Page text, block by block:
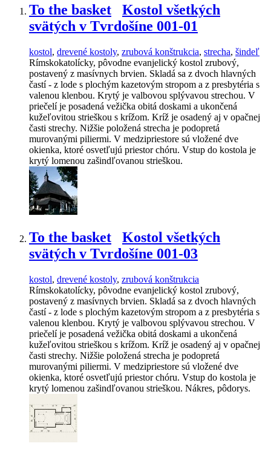
To the basket
Kostol všetkých
svätých v Tvrdošíne 001-01
kostol, drevené kostoly, zrubová konštrukcia, strecha, šindeľ
Rímskokatolícky, pôvodne evanjelický kostol zrubový,
postavený z masívnych brvien. Skladá sa z dvoch hlavných
častí - z lode s plochým kazetovým stropom a z presbytéria s
valenou klenbou. Krytý je valbovou splývavou strechou. V
priečelí je posadená vežička obitá doskami a ukončená
kužeľovitou strieškou s krížom. Kríž je osadený aj v opačnej
časti strechy. Nižšie položená strecha je podopretá
murovanými piliermi. V medzipriestore sú vložené dve
okienka, ktoré osvetľujú priestor chóru. Vstup do kostola je
krytý lomenou zašindľovanou strieškou.
To the basket
Kostol všetkých
svätých v Tvrdošíne 001-03
kostol, drevené kostoly, zrubová konštrukcia
Rímskokatolícky, pôvodne evanjelický kostol zrubový,
postavený z masívnych brvien. Skladá sa z dvoch hlavných
častí - z lode s plochým kazetovým stropom a z presbytéria s
valenou klenbou. Krytý je valbovou splývavou strechou. V
priečelí je posadená vežička obitá doskami a ukončená
kužeľovitou strieškou s krížom. Kríž je osadený aj v opačnej
časti strechy. Nižšie položená strecha je podopretá
murovanými piliermi. V medzipriestore sú vložené dve
okienka, ktoré osvetľujú priestor chóru. Vstup do kostola je
krytý lomenou zašindľovanou strieškou. Nákres, pôdorys.